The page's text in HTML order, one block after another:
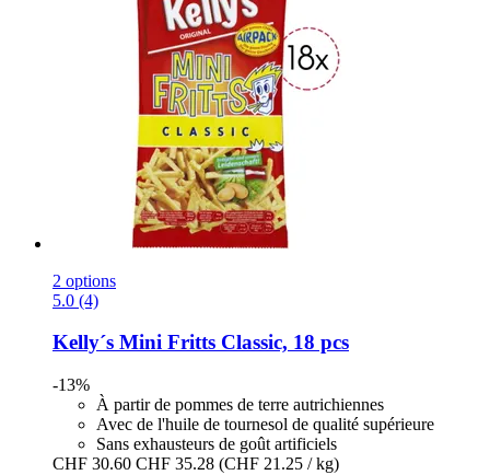
2 options
5.0 (4)
Kelly´s Mini Fritts Classic, 18 pcs
-13%
À partir de pommes de terre autrichiennes
Avec de l'huile de tournesol de qualité supérieure
Sans exhausteurs de goût artificiels
CHF 30.60 CHF 35.28 (CHF 21.25 / kg)